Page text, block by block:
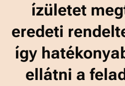
ízületet
eredeti
így
ellátni a